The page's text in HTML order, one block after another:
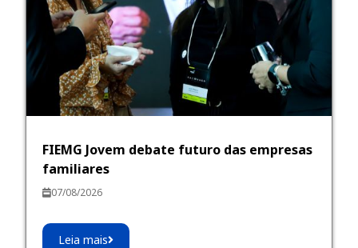
FIEMG Jovem debate futuro das empresas
familiares
07/08/2026
Leia mais